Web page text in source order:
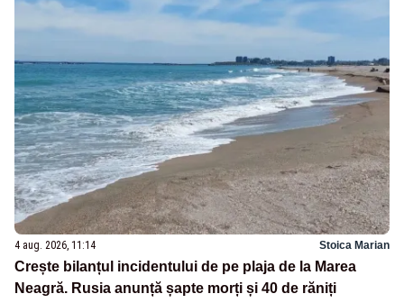
4 aug. 2026, 11:14 Stoica Marian
Crește bilanțul incidentului de pe plaja de la Marea
Neagră. Rusia anunță șapte morți și 40 de răniți